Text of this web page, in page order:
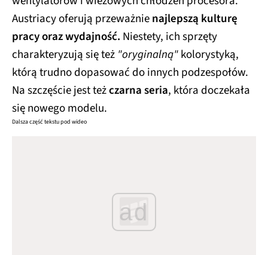
Austriacy oferują przeważnienajlepszą kulturę
pracy oraz wydajność. Niestety, ich sprzęty
charakteryzują się też "oryginalną"kolorystyką,
którą trudno dopasować do innych podzespołów.
Na szczęście jest teżczarna seria, która doczekała
się nowego modelu.
Dalsza część tekstu pod wideo
ad